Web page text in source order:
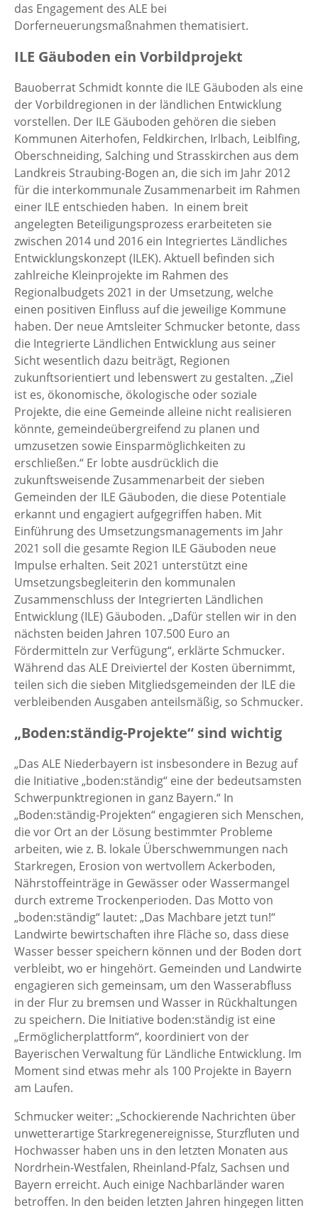
das Engagement des ALE bei
Dorferneuerungsmaßnahmen thematisiert.
ILE Gäuboden ein Vorbildprojekt
Bauoberrat Schmidt konnte die ILE Gäuboden als eine
der Vorbildregionen in der ländlichen Entwicklung
vorstellen. Der ILE Gäuboden gehören die sieben
Kommunen Aiterhofen, Feldkirchen, Irlbach, Leiblfing,
Oberschneiding, Salching und Strasskirchen aus dem
Landkreis Straubing-Bogen an, die sich im Jahr 2012
für die interkommunale Zusammenarbeit im Rahmen
einer ILE entschieden haben. In einem breit
angelegten Beteiligungsprozess erarbeiteten sie
zwischen 2014 und 2016 ein Integriertes Ländliches
Entwicklungskonzept (ILEK). Aktuell befinden sich
zahlreiche Kleinprojekte im Rahmen des
Regionalbudgets 2021 in der Umsetzung, welche
einen positiven Einfluss auf die jeweilige Kommune
haben. Der neue Amtsleiter Schmucker betonte, dass
die Integrierte Ländlichen Entwicklung aus seiner
Sicht wesentlich dazu beiträgt, Regionen
zukunftsorientiert und lebenswert zu gestalten. „Ziel
ist es, ökonomische, ökologische oder soziale
Projekte, die eine Gemeinde alleine nicht realisieren
könnte, gemeindeübergreifend zu planen und
umzusetzen sowie Einsparmöglichkeiten zu
erschließen.“ Er lobte ausdrücklich die
zukunftsweisende Zusammenarbeit der sieben
Gemeinden der ILE Gäuboden, die diese Potentiale
erkannt und engagiert aufgegriffen haben. Mit
Einführung des Umsetzungsmanagements im Jahr
2021 soll die gesamte Region ILE Gäuboden neue
Impulse erhalten. Seit 2021 unterstützt eine
Umsetzungsbegleiterin den kommunalen
Zusammenschluss der Integrierten Ländlichen
Entwicklung (ILE) Gäuboden. „Dafür stellen wir in den
nächsten beiden Jahren 107.500 Euro an
Fördermitteln zur Verfügung“, erklärte Schmucker.
Während das ALE Dreiviertel der Kosten übernimmt,
teilen sich die sieben Mitgliedsgemeinden der ILE die
verbleibenden Ausgaben anteilsmäßig, so Schmucker.
„Boden:ständig-Projekte“ sind wichtig
„Das ALE Niederbayern ist insbesondere in Bezug auf
die Initiative „boden:ständig“ eine der bedeutsamsten
Schwerpunktregionen in ganz Bayern.“ In
„Boden:ständig-Projekten“ engagieren sich Menschen,
die vor Ort an der Lösung bestimmter Probleme
arbeiten, wie z. B. lokale Überschwemmungen nach
Starkregen, Erosion von wertvollem Ackerboden,
Nährstoffeinträge in Gewässer oder Wassermangel
durch extreme Trockenperioden. Das Motto von
„boden:ständig“ lautet: „Das Machbare jetzt tun!“
Landwirte bewirtschaften ihre Fläche so, dass diese
Wasser besser speichern können und der Boden dort
verbleibt, wo er hingehört. Gemeinden und Landwirte
engagieren sich gemeinsam, um den Wasserabfluss
in der Flur zu bremsen und Wasser in Rückhaltungen
zu speichern. Die Initiative boden:ständig ist eine
„Ermöglicherplattform“, koordiniert von der
Bayerischen Verwaltung für Ländliche Entwicklung. Im
Moment sind etwas mehr als 100 Projekte in Bayern
am Laufen.
Schmucker weiter: „Schockierende Nachrichten über
unwetterartige Starkregenereignisse, Sturzfluten und
Hochwasser haben uns in den letzten Monaten aus
Nordrhein-Westfalen, Rheinland-Pfalz, Sachsen und
Bayern erreicht. Auch einige Nachbarländer waren
betroffen. In den beiden letzten Jahren hingegen litten